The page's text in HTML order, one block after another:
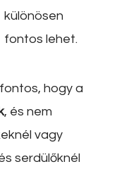
különösen
fontos lehet.
hogy a
, és nem
vagy
serdülőknél